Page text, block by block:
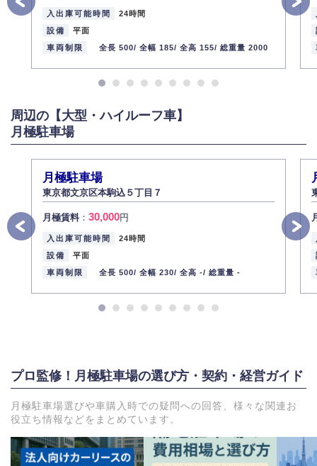
入出庫可能時間
24時間
設備
平面
車両制限
全長 500/ 全幅 185/ 全高 155/ 総重量 2000
周辺の【大型・ハイルーフ車】
月極駐車場
月極駐車場
東京都文京区本駒込５丁目７
月極賃料： 30,000円
入出庫可能時間
24時間
設備
平面
車両制限
全長 500/ 全幅 230/ 全高 -/ 総重量 -
プロ監修！月極駐車場の選び方・契約・経営ガイド
月極駐車場選びや車購入時での疑問への回答、様々な関連お
役立ち情報などをまとめています。